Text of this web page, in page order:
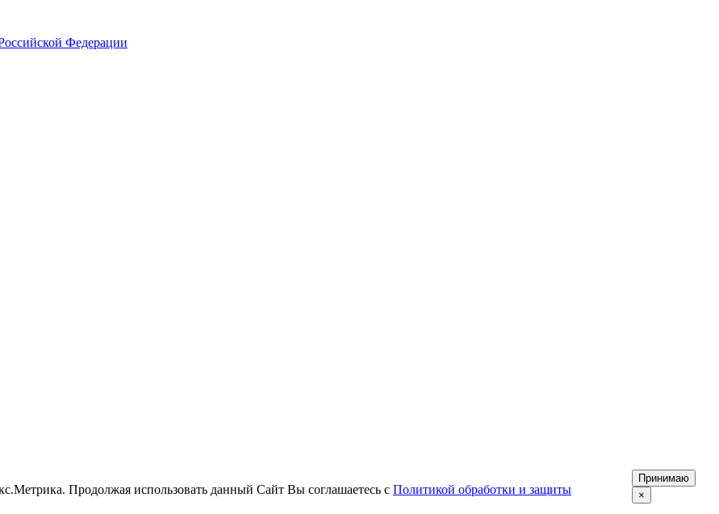
Федерации
Продолжая использовать данный Сайт Вы соглашаетесь с Политикой обработки и защиты
Принимаю
×